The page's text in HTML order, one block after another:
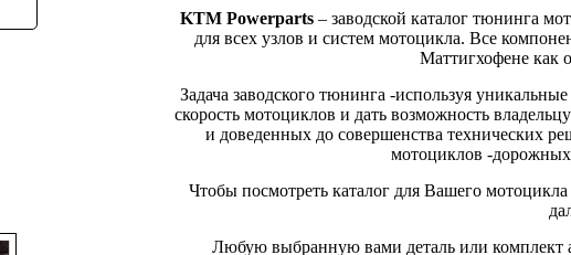
KTM Powerparts– заводской каталог тюнинга
для всех узлов и систем мотоцикла. Все
Маттигхофене как
Задача заводского тюнинга -используя
скорость мотоциклов и дать возможность
и доведенных до совершенства технических
мотоциклов -
Чтобы посмотреть каталог для Вашего
Любую выбранную вами деталь или комплект